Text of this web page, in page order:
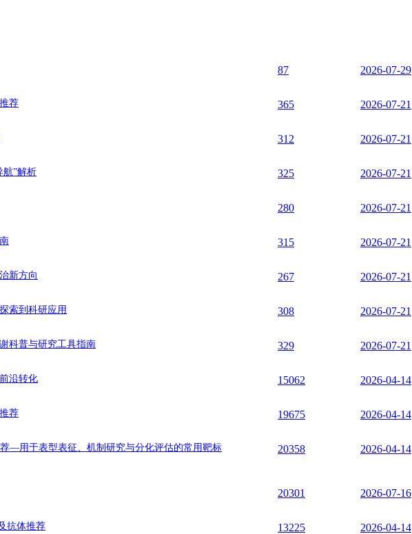
87 2026-07-29
荐 365 2026-07-21
312 2026-07-21
”解析 325 2026-07-21
280 2026-07-21
315 2026-07-21
新方向 267 2026-07-21
索到科研应用 308 2026-07-21
科普与研究工具指南 329 2026-07-21
沿转化 15062 2026-04-14
荐 19675 2026-04-14
—用于表型表征、机制研究与分化评估的常用靶标
20358 2026-04-14
20301 2026-07-16
抗体推荐 13225 2026-04-14